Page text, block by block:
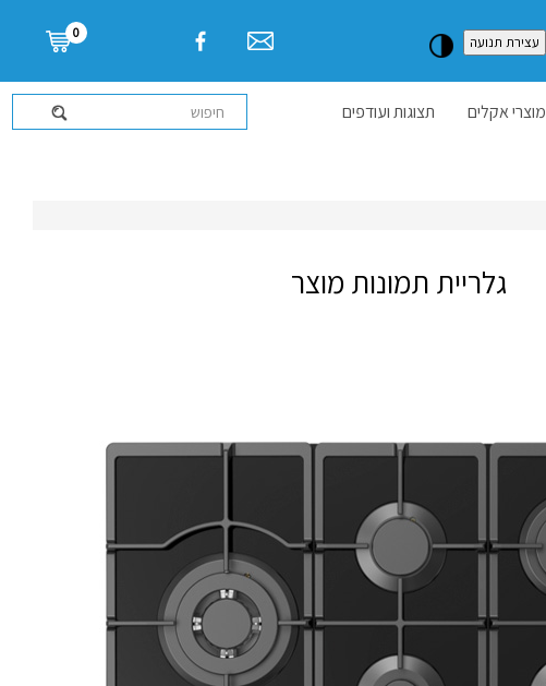
עצירת תנועה
0
מוצרי אקלים תצוגות ועודפים
גלריית תמונות מוצר